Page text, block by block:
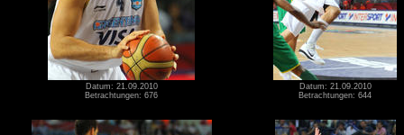
Datum: 21.09.2010
Betrachtungen: 676
Datum: 21.09.2010
Betrachtungen: 644